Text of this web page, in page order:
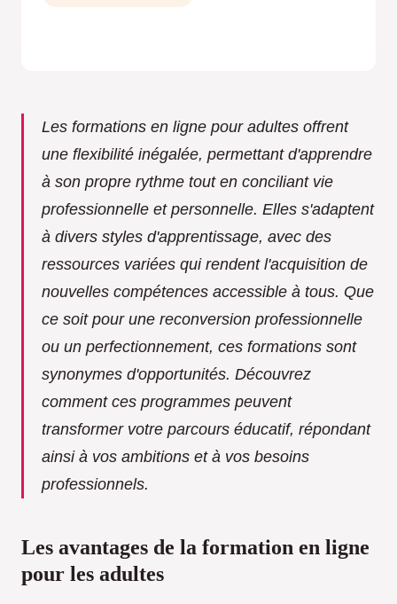
Les formations en ligne pour adultes offrent
une flexibilité inégalée, permettant d'apprendre
à son propre rythme tout en conciliant vie
professionnelle et personnelle. Elles s'adaptent
à divers styles d'apprentissage, avec des
ressources variées qui rendent l'acquisition de
nouvelles compétences accessible à tous. Que
ce soit pour une reconversion professionnelle
ou un perfectionnement, ces formations sont
synonymes d'opportunités. Découvrez
comment ces programmes peuvent
transformer votre parcours éducatif, répondant
ainsi à vos ambitions et à vos besoins
professionnels.
Les avantages de la formation en ligne
pour les adultes